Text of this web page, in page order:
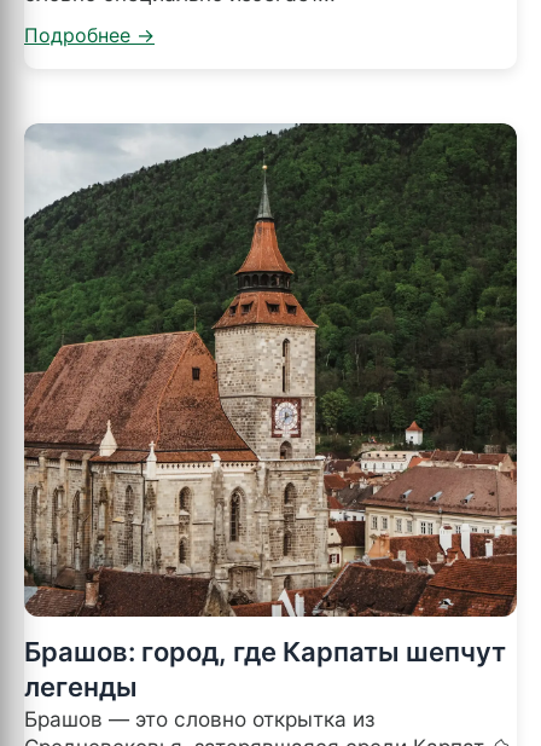
Брашов: город, где Карпаты шепчут
легенды
Брашов — это словно открытка из